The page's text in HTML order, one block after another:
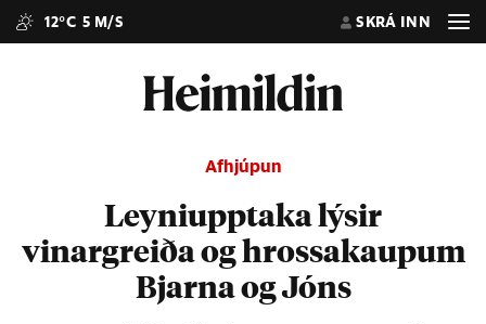
12°C 5 M/S SKRÁ INN
Afhjúpun
Leyniupptaka lýsir
vinargreiða og hrossakaupum
Bjarna og Jóns